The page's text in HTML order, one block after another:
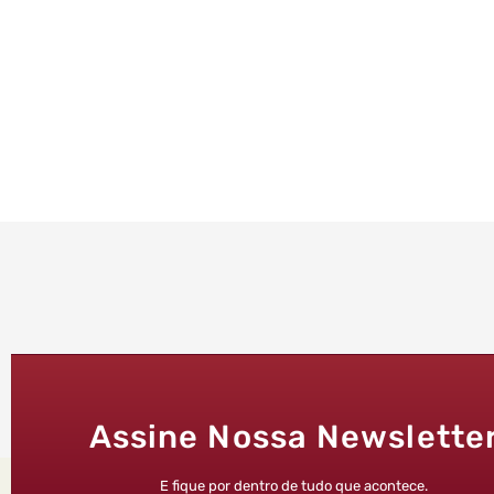
Assine Nossa
E fique por dentro de tudo que acontece.